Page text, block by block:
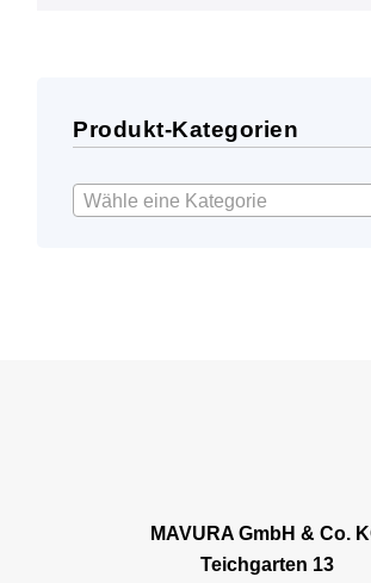
Produkt-Kategorien
Wähle eine Kategorie
MAVURA GmbH & Co.
Teichgarten 13